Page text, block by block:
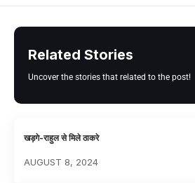
Related Stories
Uncover the stories that related to the post!
खड़गे-राहुल से मिले ठाकरे
AUGUST 8, 2024